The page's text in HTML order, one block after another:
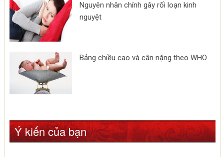
Nguyên nhân chính gây rối loạn kinh
nguyệt
Bảng chiều cao và cân nặng theo WHO
Ý kiến của bạn